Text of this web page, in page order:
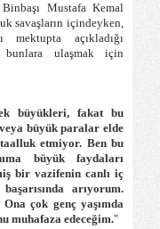
Mustafa Kemal
savaşların içindeyken,
mektupta açıkladığı
ulaşmak için
büyükleri, fakat bu
büyük paralar elde
etmiyor. Ben bu
büyük faydaları
bir vazifenin canlı iç
arıyorum.
çok genç yaşımda
muhafaza edeceğim."